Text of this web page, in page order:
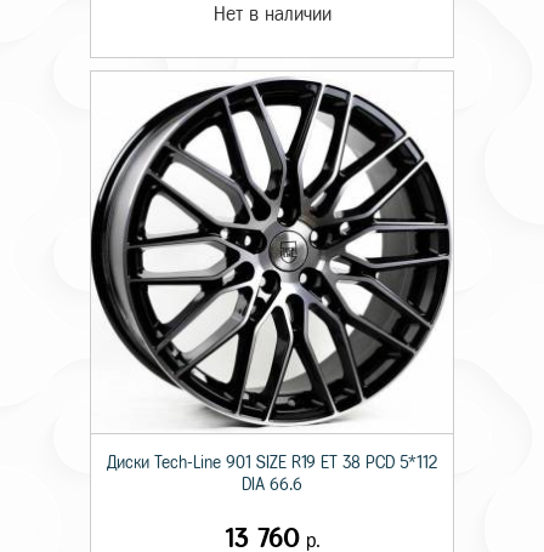
Нет в наличии
Диски Tech-Line 901 SIZE R19 ET 38 PCD 5*112
DIA 66.6
13 760р.